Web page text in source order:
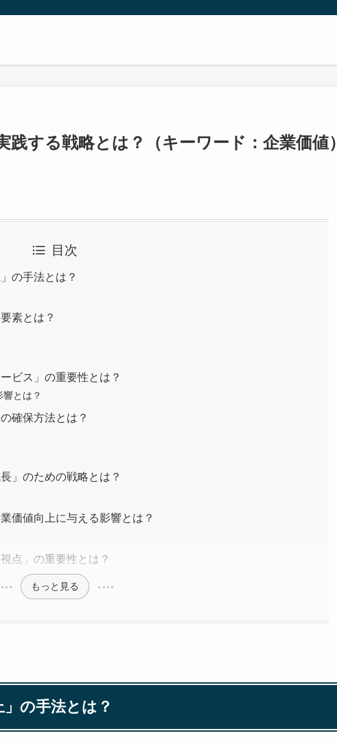
する戦略とは？（キーワード：企業価値）
目次
の手法とは？
素とは？
ビス」の重要性とは？
とは？
確保方法とは？
」のための戦略とは？
価値向上に与える影響とは？
点」の重要性とは？
もっと見る
の手法とは？